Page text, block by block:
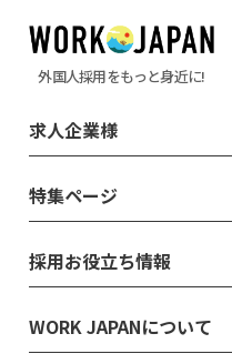
外国人採用をもっと身近に!
求人企業様
特集ページ
採用お役立ち情報
WORK JAPANについて